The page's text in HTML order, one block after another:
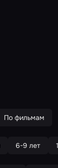
По фильмам
6-9 лет